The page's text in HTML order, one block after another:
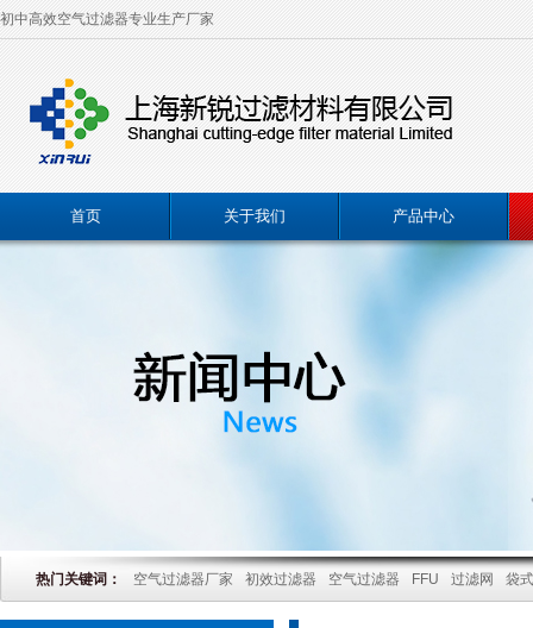
初中高效空气过滤器专业生产厂家
首页 关于我们 产品中心
热门关键词： 空气过滤器厂家 初效过滤器 空气过滤器 FFU 过滤网 袋